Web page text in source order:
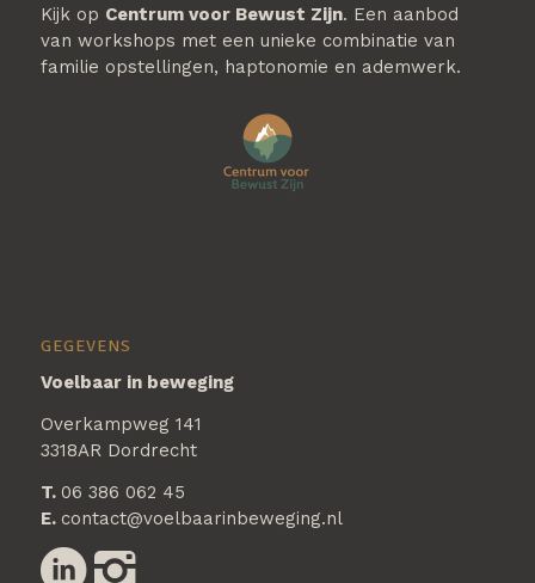
Kijk op Centrum voor Bewust Zijn. Een aanbod
van workshops met een unieke combinatie van
familie opstellingen, haptonomie en ademwerk.
GEGEVENS
Voelbaar in beweging
Overkampweg 141
3318AR Dordrecht
T. 06 386 062 45
E. contact@voelbaarinbeweging.nl